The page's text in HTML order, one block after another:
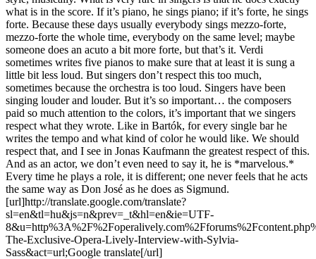
what is in the score. If it’s piano, he sings piano; if it’s forte, he sings
forte. Because these days usually everybody sings mezzo-forte,
mezzo-forte the whole time, everybody on the same level; maybe
someone does an acuto a bit more forte, but that’s it. Verdi
sometimes writes five pianos to make sure that at least it is sung a
little bit less loud. But singers don’t respect this too much,
sometimes because the orchestra is too loud. Singers have been
singing louder and louder. But it’s so important… the composers
paid so much attention to the colors, it’s important that we singers
respect what they wrote. Like in Bartók, for every single bar he
writes the tempo and what kind of color he would like. We should
respect that, and I see in Jonas Kaufmann the greatest respect of this.
And as an actor, we don’t even need to say it, he is *marvelous.*
Every time he plays a role, it is different; one never feels that he acts
the same way as Don José as he does as Sigmund.
[url]http://translate.google.com/translate?
sl=en&tl=hu&js=n&prev=_t&hl=en&ie=UTF-
The-Exclusive-Opera-Lively-Interview-with-Sylvia-
Sass&act=url;Google translate[/url]